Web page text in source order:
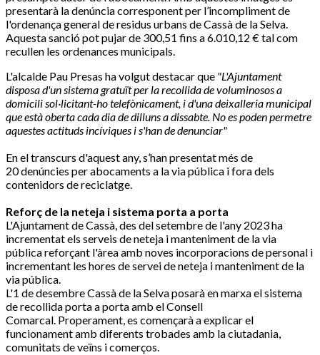
presentarà la denúncia corresponent per l’incompliment de
l'ordenança general de residus urbans de Cassà de la Selva.
Aquesta sanció pot pujar de 300,51 fins a 6.010,12 € tal com
recullen les ordenances municipals.
L'alcalde Pau Presas ha volgut destacar que "L'Ajuntament
disposa d'un sistema gratuït per la recollida de voluminosos a
domicili sol·licitant-ho telefònicament, i d'una deixalleria municipal
que està oberta cada dia de dilluns a dissabte. No es poden permetre
aquestes actituds incíviques i s'han de denunciar"
En el transcurs d'aquest any, s’han presentat més de
20 denúncies per abocaments a la via pública i fora dels
contenidors de reciclatge.
Reforç de la neteja i sistema porta a porta
L'Ajuntament de Cassà, des del setembre de l'any 2023 ha
incrementat els serveis de neteja i manteniment de la via
pública reforçant l'àrea amb noves incorporacions de personal i
incrementant les hores de servei de neteja i manteniment de la
via pública.
L'1 de desembre Cassà de la Selva posarà en marxa el sistema
de recollida porta a porta amb el Consell
Comarcal. Properament, es començarà a explicar el
funcionament amb diferents trobades amb la ciutadania,
comunitats de veïns i comerços.